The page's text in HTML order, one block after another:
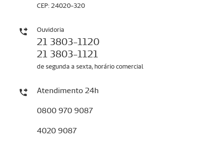
CEP: 24020-320
Ouvidoria
21 3803-1120
21 3803-1121
de segunda a sexta, horário comercial
Atendimento 24h
0800 970 9087
4020 9087